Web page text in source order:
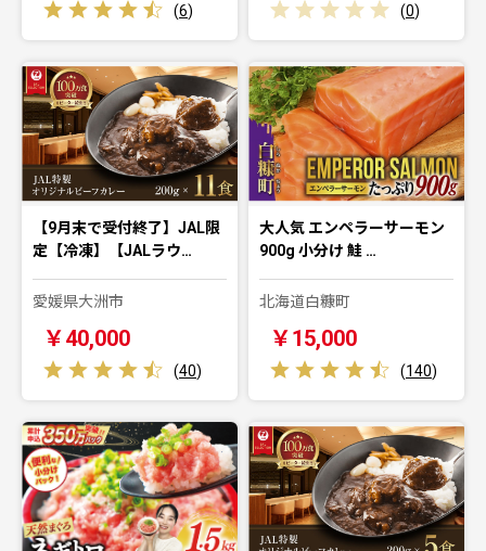
(6) (0)
【9月末で受付終了】JAL限
定【冷凍】【JALラウ…
愛媛県大洲市
￥40,000
(40)
大人気 エンペラーサーモン
900g 小分け 鮭 …
北海道白糠町
￥15,000
(140)